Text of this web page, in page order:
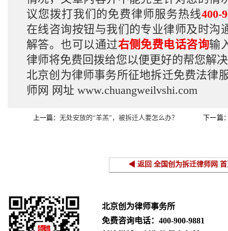
议您拨打我们的免费律师服务热线400-
在线咨询按钮与我们的专业律师及时沟
解答。也可以通过右侧免费电话咨询输
律师将免费回拨给您以便更好的帮您解
北京创为律师事务所征地拆迁免费法律
师网 网址 www.chuangweilvshi.com
上一篇： 无处安放的“羊羔”，被拆迁人要怎么办？ 下一篇
◀ 返回 全国创为拆迁律师网
北京创为律师事务所
免费咨询电话： 400-900-9881